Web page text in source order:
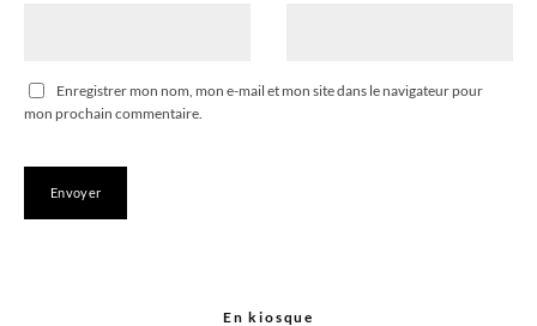
Enregistrer mon nom, mon e-mail et mon site dans le navigateur pour
mon prochain commentaire.
En kiosque